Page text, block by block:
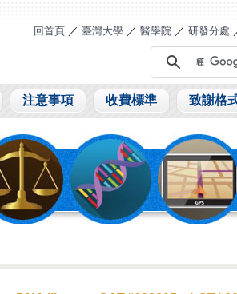
回首頁 ／ 臺灣大學 ／ 醫學院 ／ 研發分處
注意事項 收費標準 致謝格